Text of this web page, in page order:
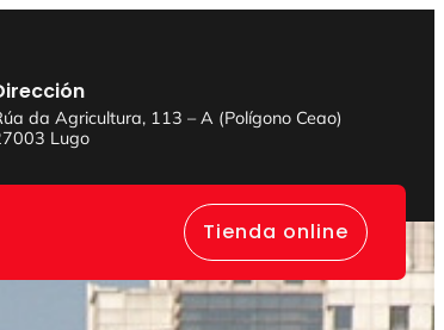
da Agricultura, 113 – A (Polígono Ceao)
Lugo
Tienda online